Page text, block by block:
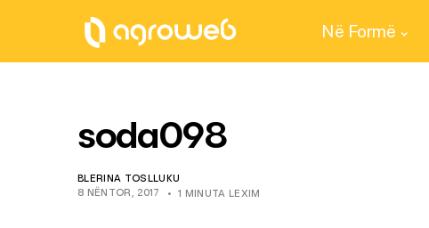
Në Formë
soda098
BLERINA TOSLLUKU
8 NËNTOR, 2017
1 MINUTA LEXIM